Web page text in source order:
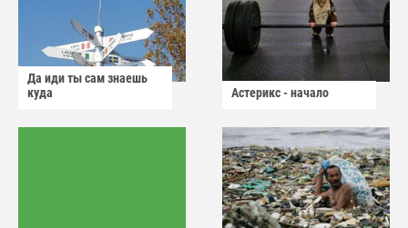
Да иди ты сам знаешь
куда
Астерикс - начало